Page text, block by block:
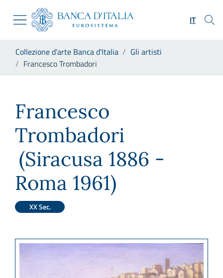
Skip to Main Content
Vai al sito istituzionale
Vai al menu di navigazione
Vai alla ricerca
Vai al footer
IT
Collezione d'arte Banca d'Italia
Gli artisti
Francesco Trombadori
Francesco
Trombadori
(Siracusa 1886 -
Roma 1961)
XX Sec.